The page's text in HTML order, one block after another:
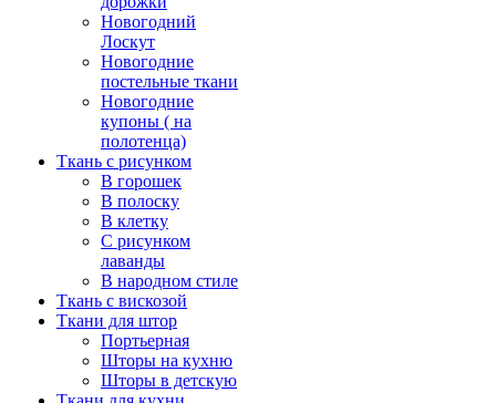
Новогодний
Лоскут
Новогодние
постельные ткани
Новогодние
купоны ( на
полотенца)
Ткань с рисунком
В горошек
В полоску
В клетку
С рисунком
лаванды
В народном стиле
Ткань с вискозой
Ткани для штор
Портьерная
Шторы на кухню
Шторы в детскую